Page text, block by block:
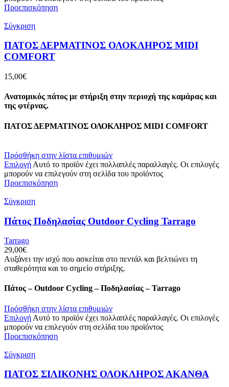
Προεπισκόπηση
Σύγκριση
ΠΑΤΟΣ ΔΕΡΜΑΤΙΝΟΣ ΟΛΟΚΛΗΡΟΣ ΜIDI
COMFORT
15,00€
Ανατομικός πάτος με στήριξη στην περιοχή της καμάρας και
της φτέρνας.
ΠΑΤΟΣ ΔΕΡΜΑΤΙΝΟΣ ΟΛΟΚΛΗΡΟΣ ΜIDI COMFORT
Πρόσθήκη στην λίστα επιθυμιών
Επιλογή Αυτό το προϊόν έχει πολλαπλές παραλλαγές. Οι επιλογές
μπορούν να επιλεγούν στη σελίδα του προϊόντος
Προεπισκόπηση
Σύγκριση
Πάτος Ποδηλασίας Outdoor Cycling Tarrago
Tarrago
29,00€
Αυξάνει την ισχύ που ασκείται στο πεντάλ και βελτιώνει τη
σταθερότητα και το σημείο στήριξης.
Πάτος – Outdoor Cycling – Ποδηλασίας – Tarrago
Πρόσθήκη στην λίστα επιθυμιών
Επιλογή Αυτό το προϊόν έχει πολλαπλές παραλλαγές. Οι επιλογές
μπορούν να επιλεγούν στη σελίδα του προϊόντος
Προεπισκόπηση
Σύγκριση
ΠΑΤΟΣ ΣΙΛΙΚΟΝΗΣ ΟΛΟΚΛΗΡΟΣ ΑΚΑΝΘΑ